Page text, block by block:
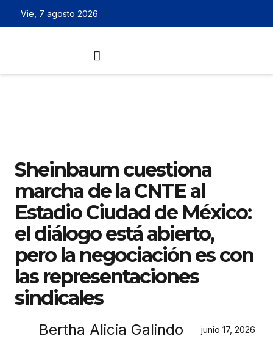
Vie, 7 agosto 2026
Sheinbaum cuestiona
marcha de la CNTE al
Estadio Ciudad de México:
el diálogo está abierto,
pero la negociación es con
las representaciones
sindicales
Bertha Alicia Galindo junio 17, 2026